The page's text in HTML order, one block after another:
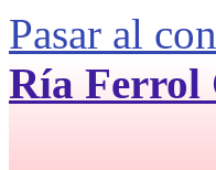
Pasar al
Ría Ferrol